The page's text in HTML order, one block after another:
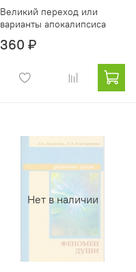
Великий переход или
варианты апокалипсиса
360 ₽
Нет в наличии